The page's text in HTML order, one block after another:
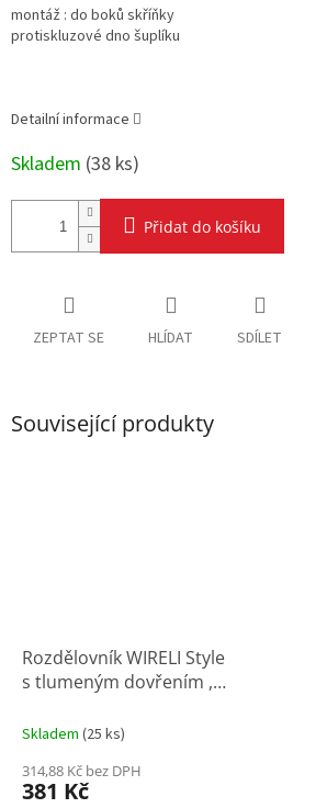
montáž : do boků skříňky
protiskluzové dno šuplíku
Detailní informace
Skladem (38 ks)
Přidat do košíku
ZEPTAT SE HLÍDAT SDÍLET
Související produkty
Rozdělovník WIRELI Style
s tlumeným dovřením ,
Skladem (25 ks)
314,88 Kč bez DPH
381 Kč